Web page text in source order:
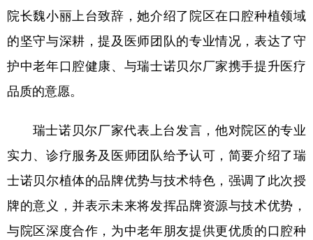
院长魏小丽上台致辞，她介绍了院区在口腔种植领域
的坚守与深耕，提及医师团队的专业情况，表达了守
护中老年口腔健康、与瑞士诺贝尔厂家携手提升医疗
品质的意愿。
瑞士诺贝尔厂家代表上台发言，他对院区的专业
实力、诊疗服务及医师团队给予认可，简要介绍了瑞
士诺贝尔植体的品牌优势与技术特色，强调了此次授
牌的意义，并表示未来将发挥品牌资源与技术优势，
与院区深度合作，为中老年朋友提供更优质的口腔种